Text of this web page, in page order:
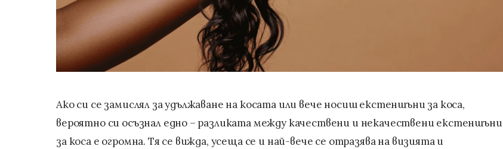
Ако си се замислял за удължаване на косата или вече носиш екстеншъни за коса,
вероятно си осъзнал едно – разликата между качествени и некачествени екстеншъни
за коса е огромна. Тя се вижда, усеща се и най-вече се отразява на визията и